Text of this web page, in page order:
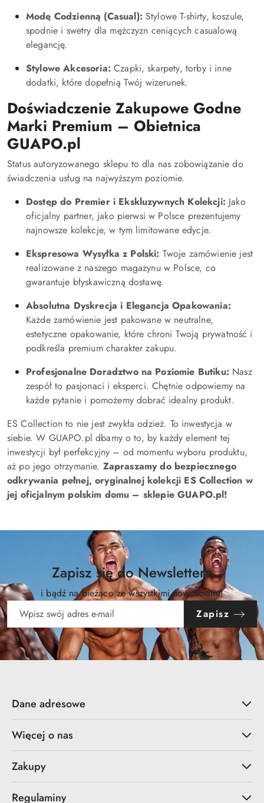
Modę Codzienną (Casual): Stylowe T-shirty, koszule,
spodnie i swetry dla mężczyzn ceniących casualową
elegancję.
Stylowe Akcesoria: Czapki, skarpety, torby i inne
dodatki, które dopełnią Twój wizerunek.
Doświadczenie Zakupowe Godne
Marki Premium – Obietnica
GUAPO.pl
Status autoryzowanego sklepu to dla nas zobowiązanie do
świadczenia usług na najwyższym poziomie.
Dostęp do Premier i Ekskluzywnych Kolekcji: Jako
oficjalny partner, jako pierwsi w Polsce prezentujemy
najnowsze kolekcje, w tym limitowane edycje.
Ekspresowa Wysyłka z Polski: Twoje zamówienie jest
realizowane z naszego magazynu w Polsce, co
gwarantuje błyskawiczną dostawę.
Absolutna Dyskrecja i Elegancja Opakowania:
Każde zamówienie jest pakowane w neutralne,
estetyczne opakowanie, które chroni Twoją prywatność i
podkreśla premium charakter zakupu.
Profesjonalne Doradztwo na Poziomie Butiku: Nasz
zespół to pasjonaci i eksperci. Chętnie odpowiemy na
każde pytanie i pomożemy dobrać idealny produkt.
ES Collection to nie jest zwykła odzież. To inwestycja w
siebie. W GUAPO.pl dbamy o to, by każdy element tej
inwestycji był perfekcyjny – od momentu wyboru produktu,
aż po jego otrzymanie. Zapraszamy do bezpiecznego
odkrywania pełnej, oryginalnej kolekcji ES Collection w
jej oficjalnym polskim domu – sklepie GUAPO.pl!
Zapisz się do Newslettera
i bądź na bieżąco ze wszystkimi nowościami!
Zapisz
Dane adresowe
Więcej o nas
Zakupy
Regulaminy